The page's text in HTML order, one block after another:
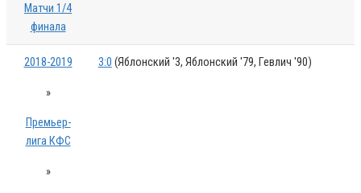
Матчи 1/4
финала
2018-2019
»
Премьер-
лига КФС
»
3:0 (Яблонский '3, Яблонский '79, Гевлич '90)